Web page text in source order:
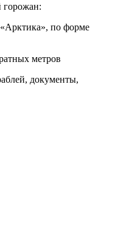
горожан:
по форме
метров
документы,